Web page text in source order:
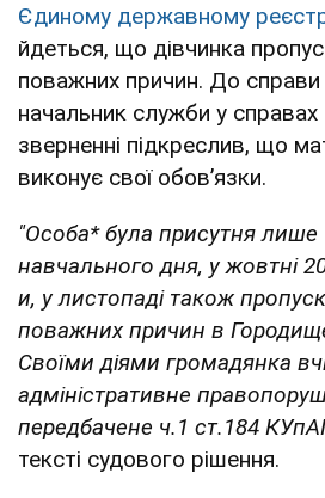
Єдиному державному
йдеться, що дівчинка
поважних причин. До
начальник служби у справах
зверненні підкреслив, що
виконує свої обовʼязки.
"Особа* була присутня лише
навчального дня, у жовтні
и, у листопаді також
поважних причин в
Своїми діями громадянка
адміністративне
передбачене ч.1 ст.184
тексті судового рішення.